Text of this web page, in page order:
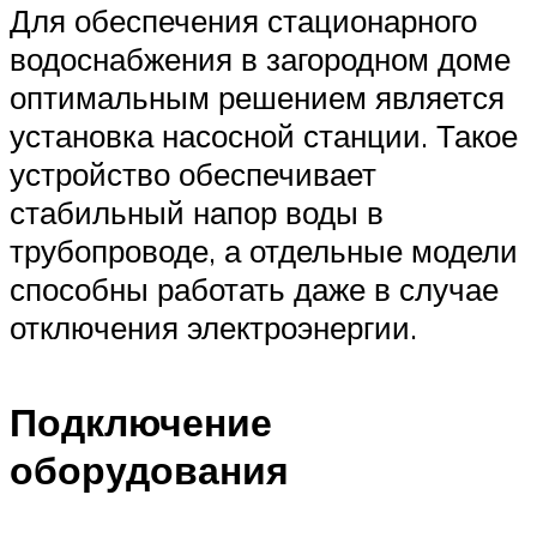
Для обеспечения стационарного
водоснабжения в загородном доме
оптимальным решением является
установка насосной станции. Такое
устройство обеспечивает
стабильный напор воды в
трубопроводе, а отдельные модели
способны работать даже в случае
отключения электроэнергии.
Подключение
оборудования